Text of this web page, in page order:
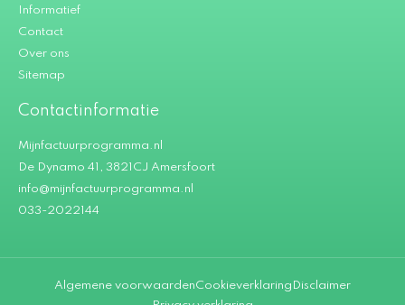
Informatief
Contact
Over ons
Sitemap
Contactinformatie
Mijnfactuurprogramma.nl
De Dynamo 41, 3821CJ Amersfoort
info@mijnfactuurprogramma.nl
033-2022144
Algemene voorwaardenCookieverklaring Disclaimer